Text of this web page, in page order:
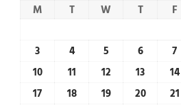
M T W T F
3
4 5 6 7
10
11 12 13 14
17
18 19 20 21